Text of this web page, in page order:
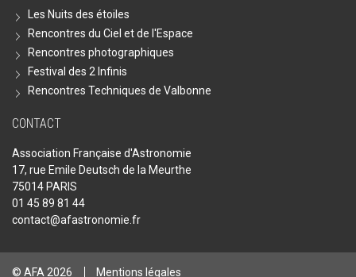
Les Nuits des étoiles
Rencontres du Ciel et de l'Espace
Rencontres photographiques
Festival des 2 Infinis
Rencontres Techniques de Valbonne
CONTACT
Association Française d'Astronomie
17, rue Emile Deutsch de la Meurthe
75014 PARIS
01 45 89 81 44
contact@afastronomie.fr
© AFA 2026 Mentions légales